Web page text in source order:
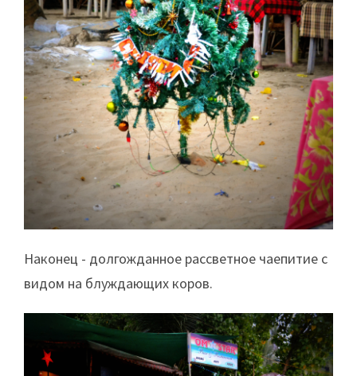
Наконец - долгожданное рассветное чаепитие с
видом на блуждающих коров.